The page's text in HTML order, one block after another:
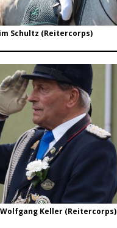
Schultz (Reitercorps)
Wolfgang Keller (Reitercorps)